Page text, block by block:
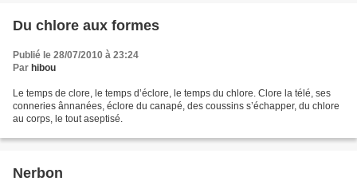
Du chlore aux formes
Publié le 28/07/2010 à 23:24
Par hibou
Le temps de clore, le temps d’éclore, le temps du chlore. Clore la télé, ses
conneries ânnanées, éclore du canapé, des coussins s’échapper, du chlore
au corps, le tout aseptisé.
Nerbon